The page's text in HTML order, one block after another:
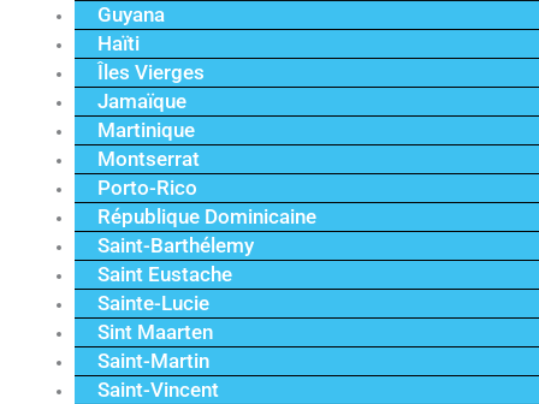
Guyana
Haïti
Îles Vierges
Jamaïque
Martinique
Montserrat
Porto-Rico
République Dominicaine
Saint-Barthélemy
Saint Eustache
Sainte-Lucie
Sint Maarten
Saint-Martin
Saint-Vincent